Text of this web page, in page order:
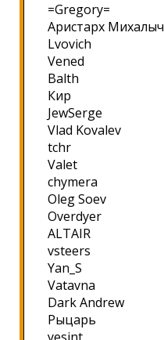
=Gregory=
Аристарх Михалыч
Lvovich
Vened
Balth
Кир
JewSerge
Vlad Kovalev
tchr
Valet
chymera
Oleg Soev
Overdyer
ALTAIR
vsteers
Yan_S
Vatavna
Dark Andrew
Рыцарь